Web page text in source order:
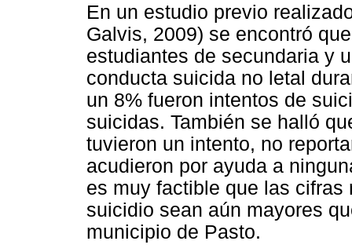
En un estudio previo
Galvis, 2009) se encontró
estudiantes de secundaria y
conducta suicida no letal
un 8% fueron intentos de
suicidas. También se halló
tuvieron un intento, no
acudieron por ayuda a
es muy factible que las
suicidio sean aún mayores
municipio de Pasto.